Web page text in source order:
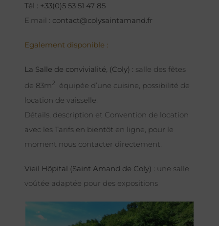
Tél : +33(0)5 53 51 47 85
E.mail : contact@colysaintamand.fr
Egalement disponible :
La Salle de convivialité, (Coly) : salle des fêtes
de 83m2
équipée d’une cuisine, possibilité de
location de vaisselle.
Détails, description et Convention de location
avec les Tarifs en bientôt en ligne, pour le
moment nous contacter directement.
Vieil Hôpital (Saint Amand de Coly) : une salle
voûtée adaptée pour des expositions